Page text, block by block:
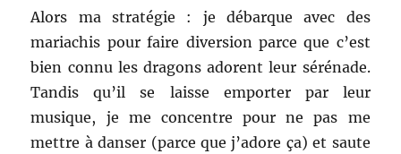
Alors ma stratégie : je débarque avec des
mariachis pour faire diversion parce que c’est
bien connu les dragons adorent leur sérénade.
Tandis qu’il se laisse emporter par leur
musique, je me concentre pour ne pas me
mettre à danser (parce que j’adore ça) et saute